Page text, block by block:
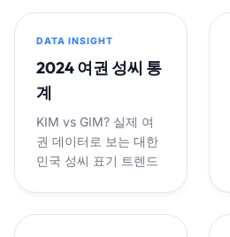
DATA INSIGHT
2024 여권 성씨 통
계
KIM vs GIM? 실제 여
권 데이터로 보는 대한
민국 성씨 표기 트렌드